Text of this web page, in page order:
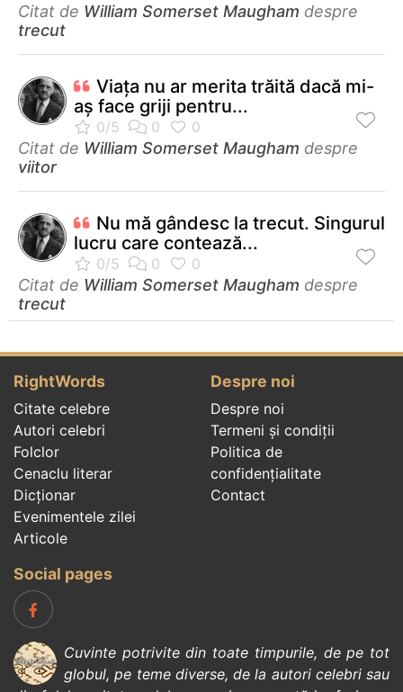
Citat de William Somerset Maugham despre
trecut
Viața nu ar merita trăită dacă mi-
aș face griji pentru...
Citat de William Somerset Maugham despre
viitor
Nu mă gândesc la trecut. Singurul
lucru care contează...
Citat de William Somerset Maugham despre
trecut
RightWords
Citate celebre
Autori celebri
Folclor
Cenaclu literar
Dicționar
Evenimentele zilei
Articole
Despre noi
Despre noi
Termeni și condiții
Politica de
confidenţialitate
Contact
Social pages
Cuvinte potrivite din toate timpurile, de pe tot
globul, pe teme diverse, de la autori celebrisau